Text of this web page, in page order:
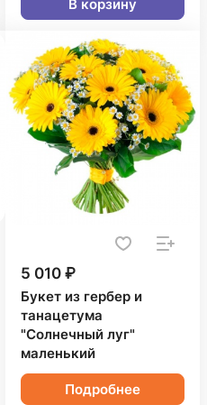
В корзину
5 010 ₽
Букет из гербер и
танацетума
"Солнечный луг"
маленький
Подробнее